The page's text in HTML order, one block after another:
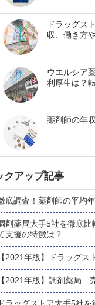
ドラッグス
収、働き方
ウエルシア
利厚生は？
薬剤師の年
クアップ記事
底調査！薬剤師の平均
剤薬局大手5社を徹底
支援の特徴は？
【2021年版】ドラッグ
【2021年版】調剤薬局